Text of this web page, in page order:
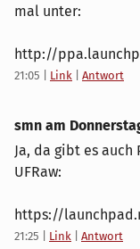
mal unter:
http://
21:05 Link Antwort
smn am
Ja, da gibt es
UFRaw:
https://
21:25 Link Antwort